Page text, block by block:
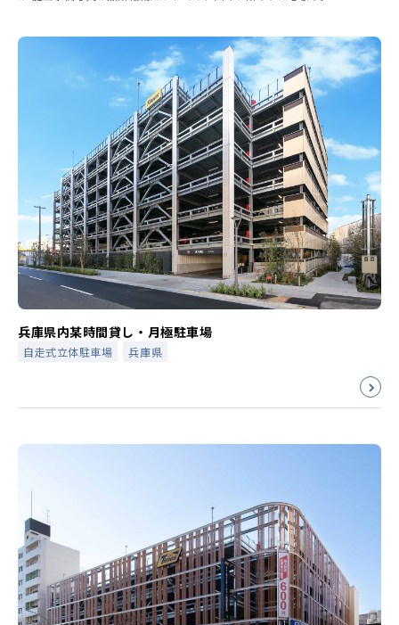
兵庫県内某時間貸し・月極駐車場
自走式立体駐車場 兵庫県